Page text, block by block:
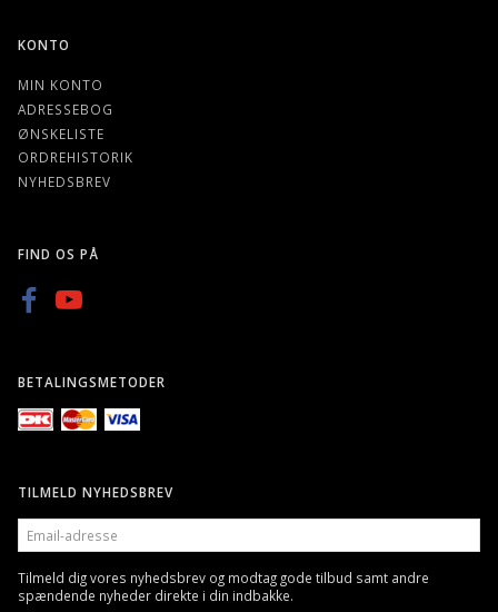
KONTO
MIN KONTO
ADRESSEBOG
ØNSKELISTE
ORDREHISTORIK
NYHEDSBREV
FIND OS PÅ
BETALINGSMETODER
TILMELD NYHEDSBREV
EMAIL-
ADRESSE
Tilmeld dig vores nyhedsbrev og modtag gode tilbud samt andre
spændende nyheder direkte i din indbakke.